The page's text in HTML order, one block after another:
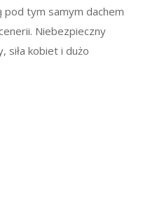
tym samym dachem
Niebezpieczny
siła kobiet i dużo